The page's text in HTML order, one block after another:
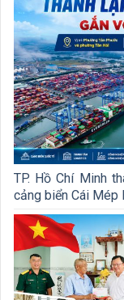
TP. Hồ Chí Minh
cảng biển Cái Mép